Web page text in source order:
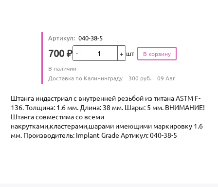
Артикул: 040-38-5
Цена
700 ₽ шт
Количество
В наличии
Условия доставки
Доставка по Калининграду 300 руб. 09 Авг
Штанга индастриал с внутренней резьбой из титана ASTM F-
136. Толщина: 1.6 мм. Длина: 38 мм. Шары: 5 мм. ВНИМАНИЕ!
Штанга совместима со всеми
накрутками,кластерами,шарами имеющими маркировку 1.6
мм. Производитель: Implant Grade Артикул: 040-38-5